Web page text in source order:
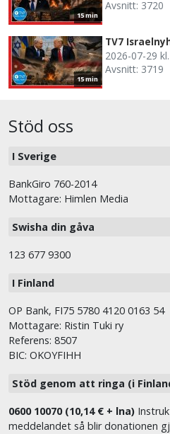
15 min
Avsnitt: 3720
15 min
TV7
2026-07-29
Avsnitt: 3719
Stöd oss
I Sverige
BankGiro 760-2014
Mottagare: Himlen Media
Swisha din gåva
123 677 9300
I Finland
OP Bank, FI75 5780 4120 0163 54
Mottagare: Ristin Tuki ry
Referens: 8507
BIC: OKOYFIHH
Stöd genom att ringa (i
0600 10070 (10,14 € + lna)
meddelandet så blir donationen